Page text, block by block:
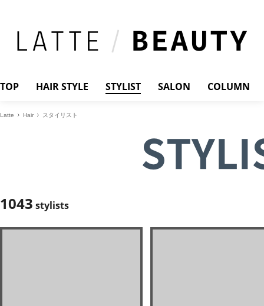
TOP HAIR STYLE STYLIST SALON COLUMN
Latte Hair スタイリスト
1043 stylists